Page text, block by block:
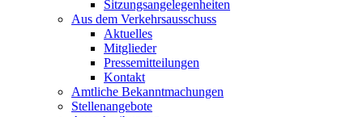
Sitzungsangelegenheiten
Aus dem Verkehrsausschuss
Aktuelles
Mitglieder
Pressemitteilungen
Kontakt
Amtliche Bekanntmachungen
Stellenangebote